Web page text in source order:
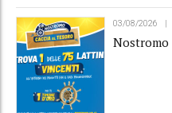
03/08/2026
Nostromo